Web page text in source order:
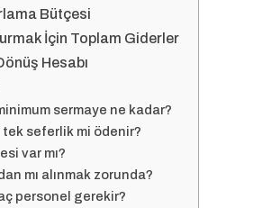
Bütçesi
İçin Toplam Giderler
Hesabı
sermaye ne kadar?
seferlik mi ödenir?
var mı?
mı alınmak zorunda?
personel gerekir?